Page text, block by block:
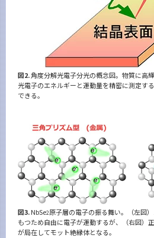
図2.角度分解光電子分光の概念図。物質に高
光電子のエネルギーと運動量を精密に測定す
できる。
図3.NbSe2原子層の電子の振る舞い。（左図
もつため自由に電子が運動するが、（右図）
が局在してモット絶縁体となる。